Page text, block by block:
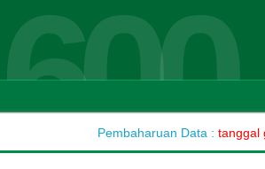
600
Pembaharuan Data : tanggal